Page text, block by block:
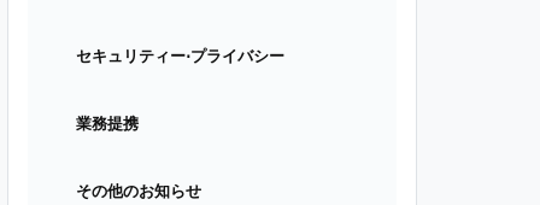
セキュリティー⋅プライバシー
業務提携
その他のお知らせ